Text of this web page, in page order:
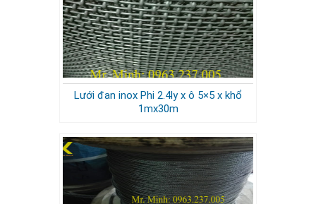
Lưới đan inox Phi 2.4ly x ô 5×5 x khổ
1mx30m